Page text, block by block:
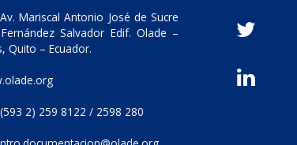
Av. Mariscal Antonio José de Sucre
Salvador Edif. Olade –
Quito – Ecuador.
(593 2) 259 8122 / 2598 280